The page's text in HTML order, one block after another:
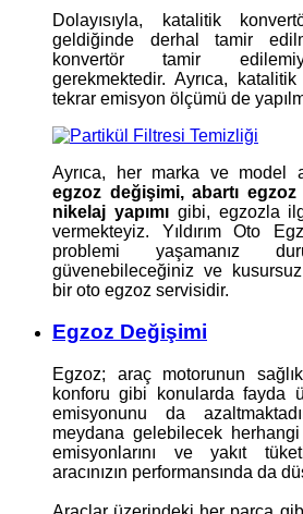
Dolayısıyla, katalitik
geldiğinde derhal tamir
konvertör tamir
gerekmektedir. Ayrıca,
tekrar emisyon ölçümü de
Ayrıca, her marka ve model
egzoz değişimi, abartı egzoz
nikelaj yapımıgibi, egzozla
vermekteyiz. Yıldırım Oto
problemi yaşamanız
güvenebileceğiniz ve
bir oto egzoz servisidir.
Egzoz Değişimi
Egzoz; araç motorunun
konforu gibi konularda fayda
emisyonunu da
meydana gelebilecek
emisyonlarını ve yakıt
aracınızın performansında da